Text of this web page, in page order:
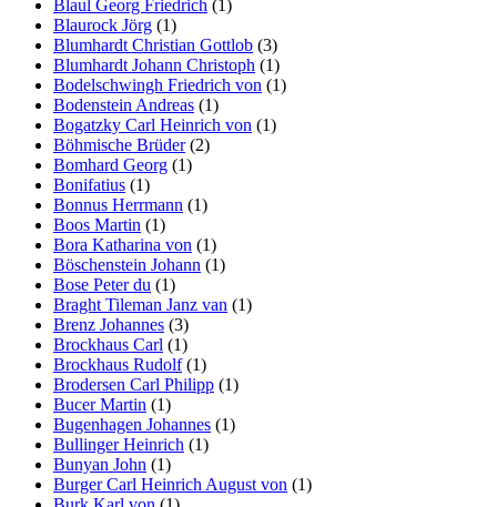
Blaul Georg Friedrich (1)
Blaurock Jörg (1)
Blumhardt Christian Gottlob (3)
Blumhardt Johann Christoph (1)
Bodelschwingh Friedrich von (1)
Bodenstein Andreas (1)
Bogatzky Carl Heinrich von (1)
Böhmische Brüder(2)
Bomhard Georg (1)
Bonifatius (1)
Bonnus Herrmann (1)
Boos Martin (1)
Bora Katharina von (1)
Böschenstein Johann (1)
Bose Peter du (1)
Braght Tileman Janz van (1)
Brenz Johannes (3)
Brockhaus Carl (1)
Brockhaus Rudolf(1)
Brodersen Carl Philipp (1)
Bucer Martin (1)
Bugenhagen Johannes (1)
Bullinger Heinrich (1)
Bunyan John (1)
Burger Carl Heinrich August von (1)